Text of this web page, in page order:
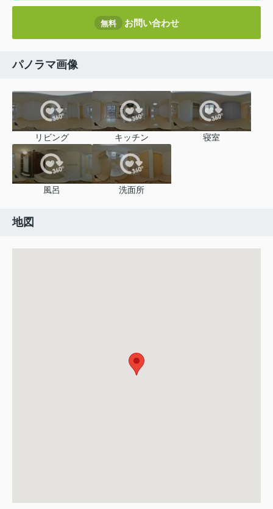
無料 お問い合わせ
パノラマ画像
リビング キッチン 寝室
風呂 洗面所
地図